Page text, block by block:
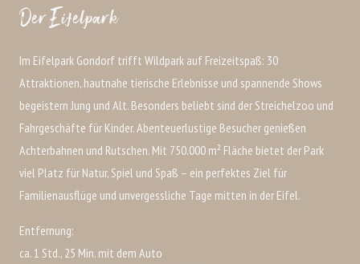
Der Eifelpark
Im Eifelpark Gondorf trifft Wildpark auf Freizeitspaß: 30
Attraktionen, hautnahe tierische Erlebnisse und spannende Shows
begeistern Jung und Alt. Besonders beliebt sind der Streichelzoo und
Fahrgeschäfte für Kinder. Abenteuerlustige Besucher genießen
Achterbahnen und Rutschen. Mit 750.000 m² Fläche bietet der Park
viel Platz für Natur, Spiel und Spaß – ein perfektes Ziel für
Familienausflüge und unvergessliche Tage mitten in der Eifel.
Entfernung:
ca. 1 Std., 25 Min. mit dem Auto